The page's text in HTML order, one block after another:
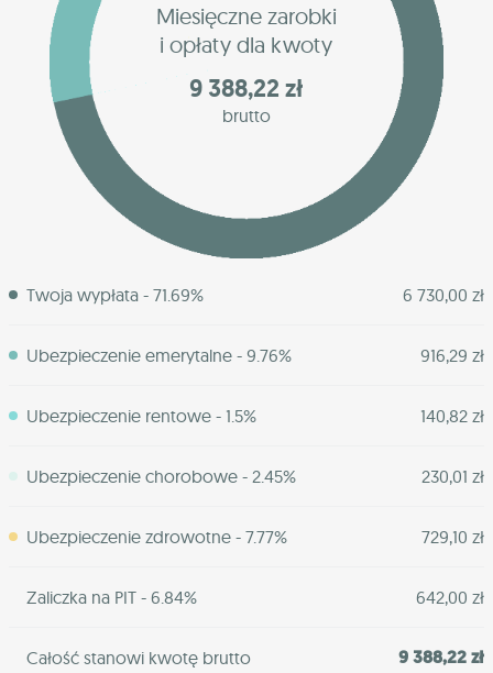
Miesięczne zarobki
i opłaty dla kwoty
9 388,22 zł
brutto
Twoja wypłata - 71.69% 6 730,00 zł
Ubezpieczenie emerytalne - 9.76% 916,29 zł
Ubezpieczenie rentowe - 1.5% 140,82 zł
Ubezpieczenie chorobowe - 2.45% 230,01 zł
Ubezpieczenie zdrowotne - 7.77% 729,10 zł
Zaliczka na PIT - 6.84% 642,00 zł
Całość stanowi kwotę brutto 9 388,22 zł